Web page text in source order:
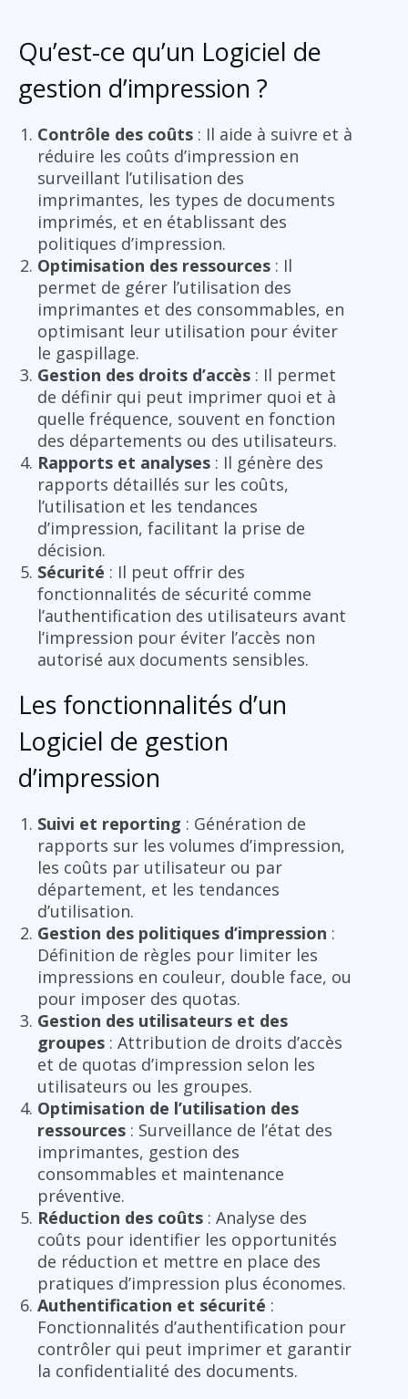
Qu’est-ce qu’un Logiciel de
gestion d’impression ?
Contrôle des coûts : Il aide à suivre et à
réduire les coûts d’impression en
surveillant l’utilisation des
imprimantes, les types de documents
imprimés, et en établissant des
politiques d’impression.
Optimisation des ressources : Il
permet de gérer l’utilisation des
imprimantes et des consommables, en
optimisant leur utilisation pour éviter
le gaspillage.
Gestion des droits d’accès : Il permet
de définir qui peut imprimer quoi et à
quelle fréquence, souvent en fonction
des départements ou des utilisateurs.
Rapports et analyses : Il génère des
rapports détaillés sur les coûts,
l’utilisation et les tendances
d’impression, facilitant la prise de
décision.
Sécurité : Il peut offrir des
fonctionnalités de sécurité comme
l’authentification des utilisateurs avant
l’impression pour éviter l’accès non
autorisé aux documents sensibles.
Les fonctionnalités d’un
Logiciel de gestion
d’impression
Suivi et reporting : Génération de
rapports sur les volumes d’impression,
les coûts par utilisateur ou par
département, et les tendances
d’utilisation.
Gestion des politiques d’impression :
Définition de règles pour limiter les
impressions en couleur, double face, ou
pour imposer des quotas.
Gestion des utilisateurs et des
groupes : Attribution de droits d’accès
et de quotas d’impression selon les
utilisateurs ou les groupes.
Optimisation de l’utilisation des
ressources : Surveillance de l’état des
imprimantes, gestion des
consommables et maintenance
préventive.
Réduction des coûts : Analyse des
coûts pour identifier les opportunités
de réduction et mettre en place des
pratiques d’impression plus économes.
Authentification et sécurité :
Fonctionnalités d’authentification pour
contrôler qui peut imprimer et garantir
la confidentialité des documents.